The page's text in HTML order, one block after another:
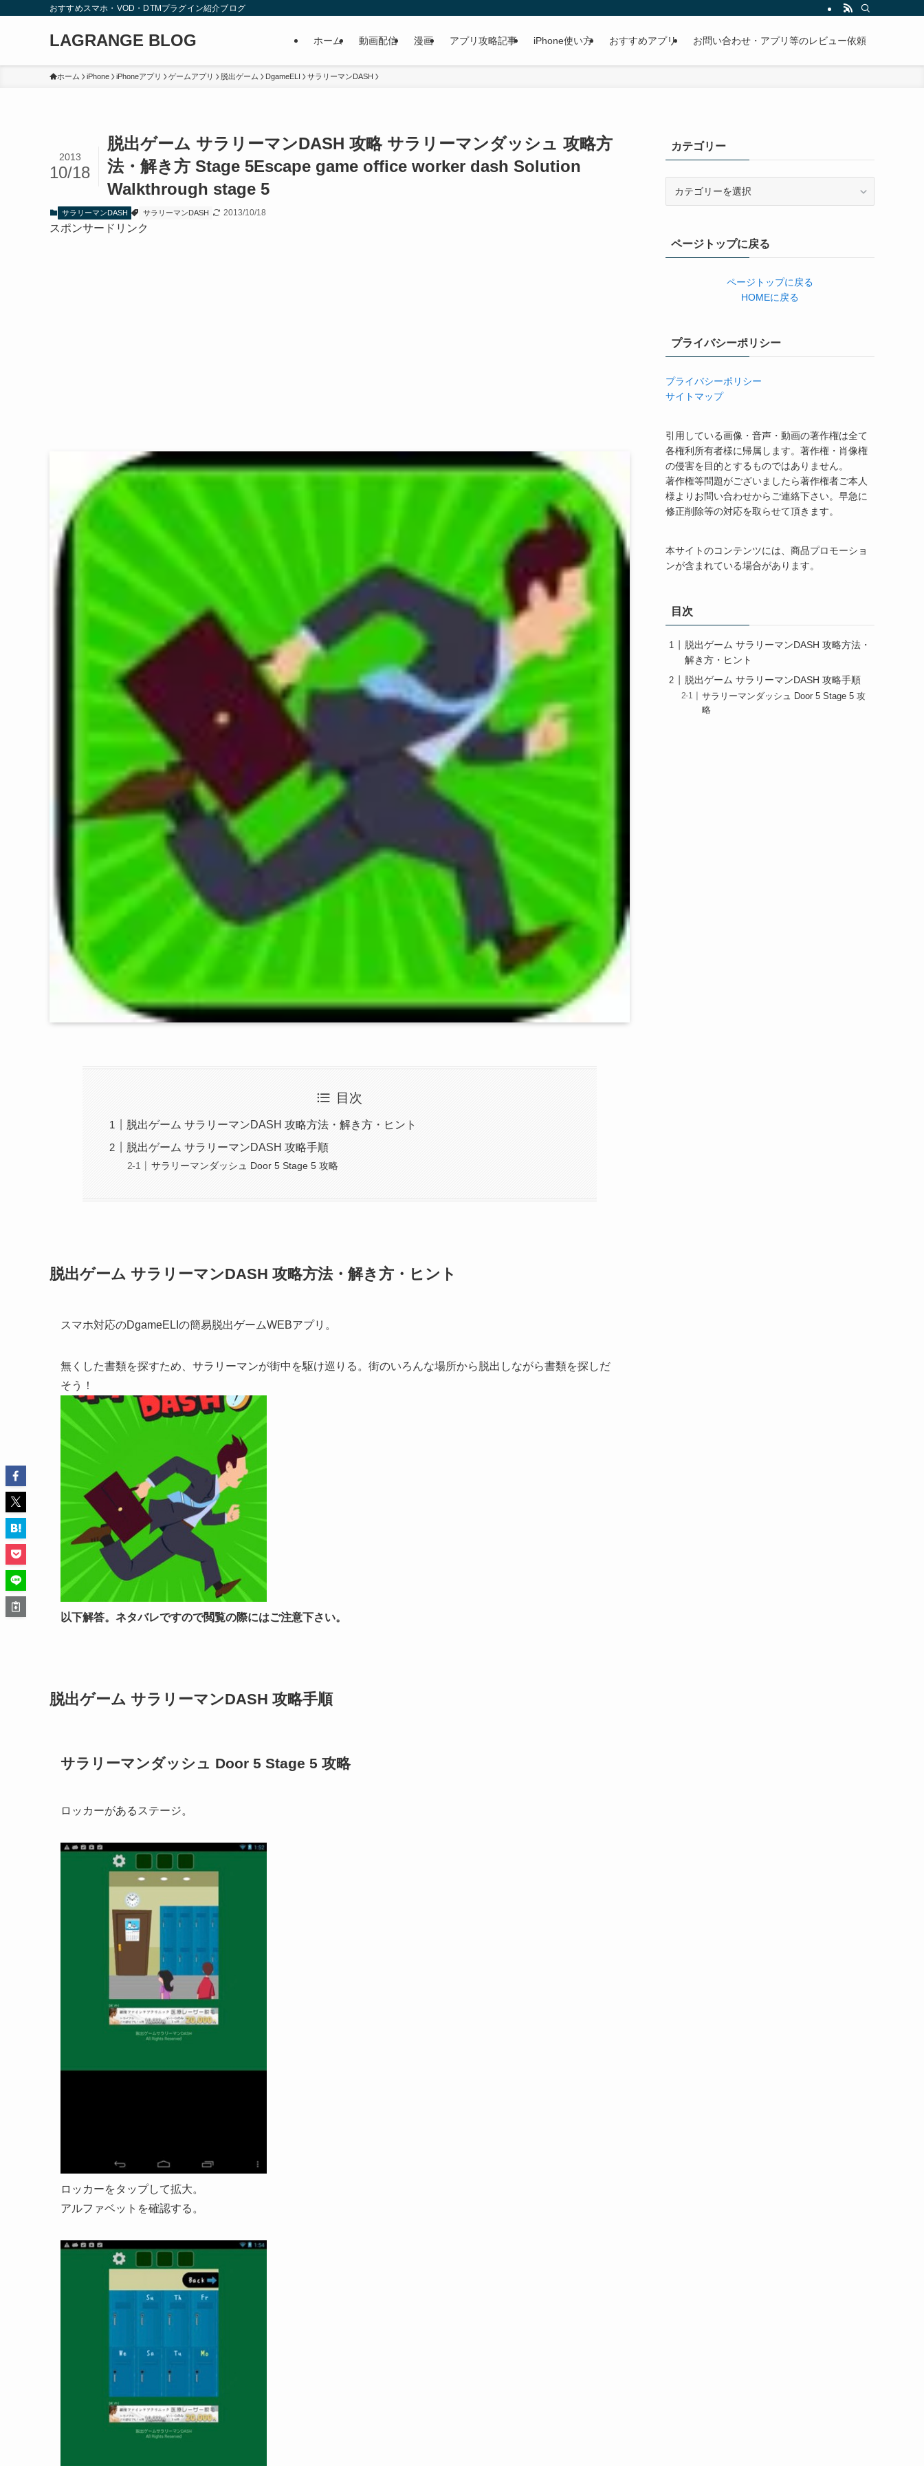
おすすめスマホ・VOD・DTMプラグイン紹介ブログ
LAGRANGE BLOG ホーム 動画配信 漫画 アプリ攻略記事 iPhone使い方 おすすめアプリ お問い合わせ・アプリ等のレビュー依頼
ホーム iPhone iPhoneアプリ ゲームアプリ 脱出ゲーム DgameELI サラリーマンDASH
脱出ゲーム サラリーマンDASH 攻略 サラリーマンダッシュ 攻略方
法・解き方 Stage 5Escape game office worker dash Solution
Walkthrough stage 5
2013
10/18
サラリーマンDASH サラリーマンDASH 2013/10/18
スポンサードリンク
目次
脱出ゲーム サラリーマンDASH 攻略方法・解き方・ヒント
脱出ゲーム サラリーマンDASH 攻略手順
サラリーマンダッシュ Door 5 Stage 5 攻略
脱出ゲーム サラリーマンDASH 攻略方法・解き方・ヒント
スマホ対応のDgameELIの簡易脱出ゲームWEBアプリ。
無くした書類を探すため、サラリーマンが街中を駆け巡りる。街のいろんな場所から脱出しながら書類を探しだ
そう！
以下解答。ネタバレですので閲覧の際にはご注意下さい。
脱出ゲーム サラリーマンDASH 攻略手順
サラリーマンダッシュ Door 5 Stage 5 攻略
ロッカーがあるステージ。
ロッカーをタップして拡大。
アルファベットを確認する。
カテゴリー
ーページトップに戻る
ページトップに戻る
HOMEに戻る
プライバシーポリシー
プライバシーポリシー
サイトマップ
引用している画像・音声・動画の著作権は全て
各権利所有者様に帰属します。著作権・肖像権
の侵害を目的とするものではありません。
著作権等問題がございましたら著作権者ご本人
様よりお問い合わせからご連絡下さい。早急に
修正削除等の対応を取らせて頂きます。
本サイトのコンテンツには、商品プロモーショ
ンが含まれている場合があります。
目次
脱出ゲーム サラリーマンDASH 攻略方法・
解き方・ヒント
脱出ゲーム サラリーマンDASH 攻略手順
サラリーマンダッシュ Door 5 Stage 5 攻
略